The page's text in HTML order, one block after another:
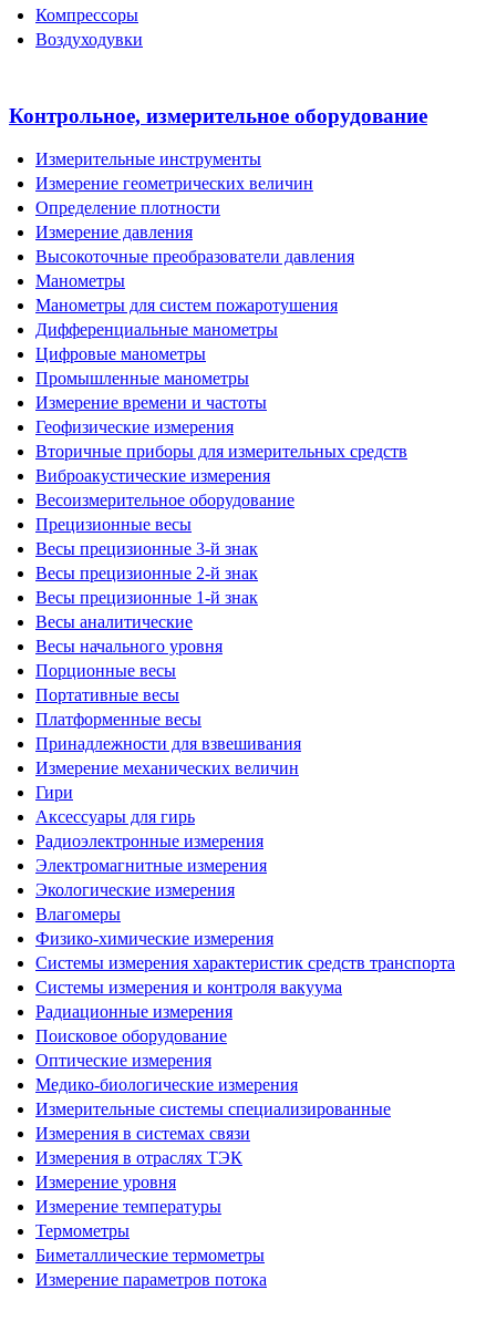
Компрессоры
Воздуходувки
Контрольное, измерительное оборудование
Измерительные инструменты
Измерение геометрических величин
Определение плотности
Измерение давления
Высокоточные преобразователи давления
Манометры
Манометры для систем пожаротушения
Дифференциальные манометры
Цифровые манометры
Промышленные манометры
Измерение времени и частоты
Геофизические измерения
Вторичные приборы для измерительных средств
Виброакустические измерения
Весоизмерительное оборудование
Прецизионные весы
Весы прецизионные 3-й знак
Весы прецизионные 2-й знак
Весы прецизионные 1-й знак
Весы аналитические
Весы начального уровня
Порционные весы
Портативные весы
Платформенные весы
Принадлежности для взвешивания
Измерение механических величин
Гири
Аксессуары для гирь
Радиоэлектронные измерения
Электромагнитные измерения
Экологические измерения
Влагомеры
Физико-химические измерения
Системы измерения характеристик средств транспорта
Системы измерения и контроля вакуума
Радиационные измерения
Поисковое оборудование
Оптические измерения
Медико-биологические измерения
Измерительные системы специализированные
Измерения в системах связи
Измерения в отраслях ТЭК
Измерение уровня
Измерение температуры
Термометры
Биметаллические термометры
Измерение параметров потока